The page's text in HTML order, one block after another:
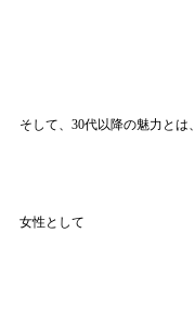
そして、30代以降の魅力とは、
女性として